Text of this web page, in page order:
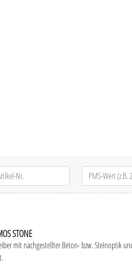
STONE
mit nachgestellter Beton- bzw. Steinoptik